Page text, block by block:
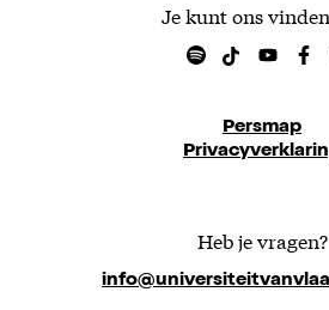
Je kunt ons
Persmap
Heb je vragen?